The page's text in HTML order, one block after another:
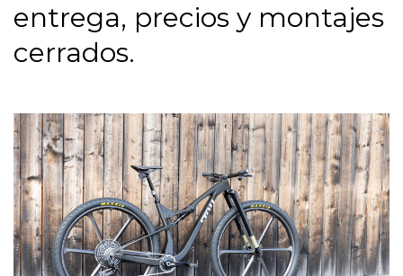
entrega, precios y montajes
cerrados.